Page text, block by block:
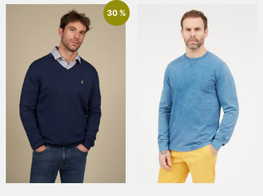
30 %